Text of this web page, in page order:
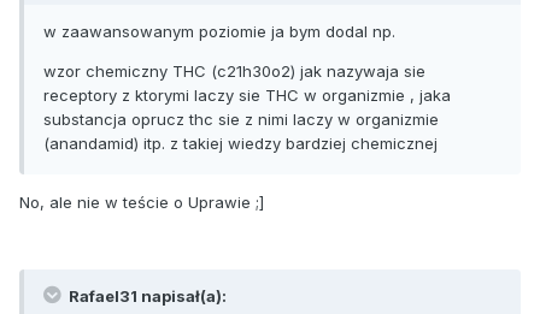
w zaawansowanym poziomie ja bym dodal np.
wzor chemiczny THC (c21h30o2) jak nazywaja sie
receptory z ktorymi laczy sie THC w organizmie , jaka
substancja oprucz thc sie z nimi laczy w organizmie
(anandamid) itp. z takiej wiedzy bardziej chemicznej
No, ale nie w teście o Uprawie ;]
Rafael31 napisał(a):